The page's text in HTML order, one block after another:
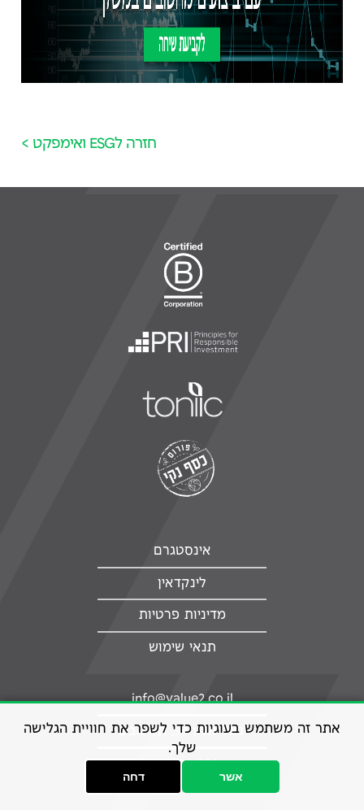
חזרה לESG ואימפקט >
אינסטגרם
לינקדאין
מדיניות פרטיות
תנאי שימוש
info@value2.co.il
יגאל אלון 94, תל אביב
077-7081224
אתר זה משתמש בעוגיות כדי לשפר את חוויית הגלישה
שלך.
אשר דחה